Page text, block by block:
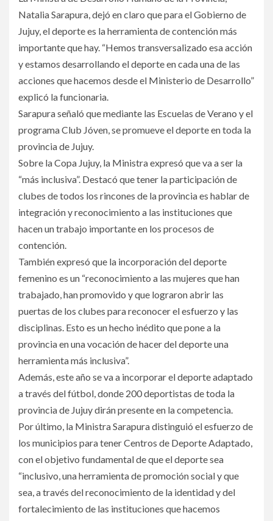
Natalia Sarapura, dejó en claro que para el Gobierno de
Jujuy, el deporte es la herramienta de contención más
importante que hay. “Hemos transversalizado esa acción
y estamos desarrollando el deporte en cada una de las
acciones que hacemos desde el Ministerio de Desarrollo”
explicó la funcionaria.
Sarapura señaló que mediante las Escuelas de Verano y el
programa Club Jóven, se promueve el deporte en toda la
provincia de Jujuy.
Sobre la Copa Jujuy, la Ministra expresó que va a ser la
“más inclusiva”. Destacó que tener la participación de
clubes de todos los rincones de la provincia es hablar de
integración y reconocimiento a las instituciones que
hacen un trabajo importante en los procesos de
contención.
También expresó que la incorporación del deporte
femenino es un “reconocimiento a las mujeres que han
trabajado, han promovido y que lograron abrir las
puertas de los clubes para reconocer el esfuerzo y las
disciplinas. Esto es un hecho inédito que pone a la
provincia en una vocación de hacer del deporte una
herramienta más inclusiva”.
Además, este año se va a incorporar el deporte adaptado
a través del fútbol, donde 200 deportistas de toda la
provincia de Jujuy dirán presente en la competencia.
Por último, la Ministra Sarapura distinguió el esfuerzo de
los municipios para tener Centros de Deporte Adaptado,
con el objetivo fundamental de que el deporte sea
“inclusivo, una herramienta de promoción social y que
sea, a través del reconocimiento de la identidad y del
fortalecimiento de las instituciones que hacemos